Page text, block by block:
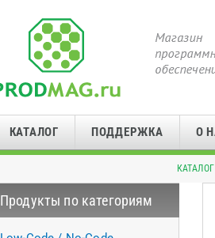
КАТАЛОГ ПОДДЕРЖКА О
КАТАЛОГ
Продукты по категориям